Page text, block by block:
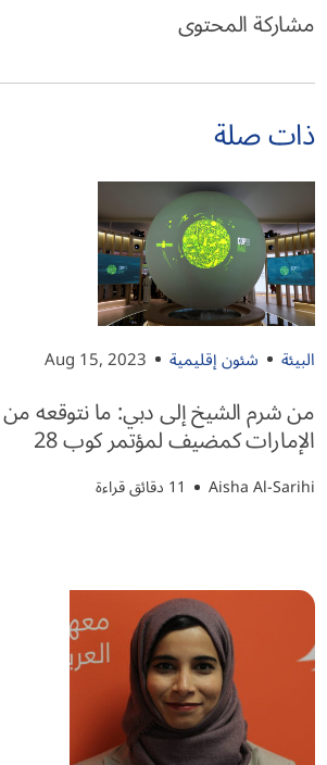
مشاركة المحتوى
ذات صلة
البيئة شئون إقليمية Aug 15, 2023
من شرم الشيخ إلى دبي: ما نتوقعه من
الإمارات كمضيف لمؤتمر كوب 28
Aisha Al-Sarihi 11 دقائق قراءة